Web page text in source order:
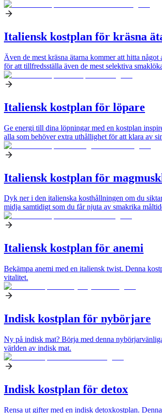
Italiensk kostplan för kräsna
Även de mest kräsna ätarna kommer att hitta
för att tillfredsställa även de mest selektiva
Italiensk kostplan för löpare
Ge energi till dina löpningar med en kostplan
alla som behöver extra uthållighet för att klara av
Italiensk kostplan för
Dyk ner i den italienska kosthållningen om du
midja samtidigt som du får njuta av smakrika
Italiensk kostplan för anemi
Bekämpa anemi med en italiensk twist. Denna
vitalitet.
Indisk kostplan för nybörjare
Ny på indisk mat? Börja med denna
världen av indisk mat.
Indisk kostplan för detox
Rensa ut gifter med en indisk detoxkostplan.